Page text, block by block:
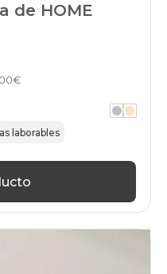
de HOME
laborables